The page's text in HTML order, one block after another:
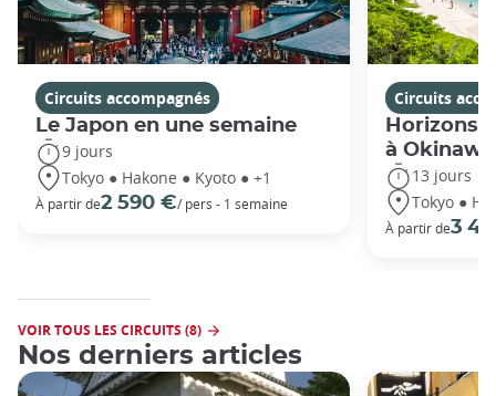
Circuits accompagnés
Le Japon en une semaine
9 jours
Tokyo ● Hakone ● Kyoto ● +1
À partir de2 590 €/ pers - 1 semaine
Circuits
Horizons
à Okinawa
13 jours
Tokyo ●
À partir de3
VOIR TOUS LES CIRCUITS (8)
Nos derniers articles